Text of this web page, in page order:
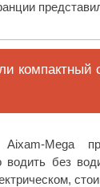
компактный
Mega
без